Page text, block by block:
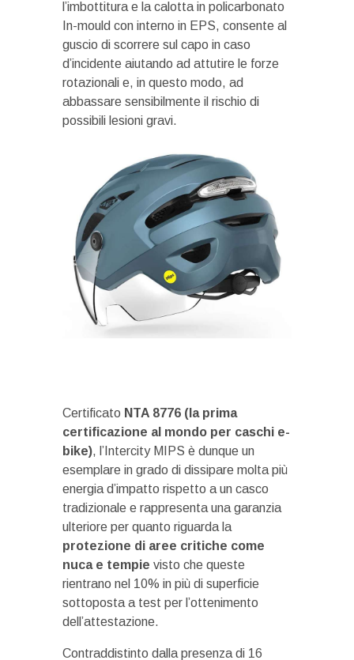
l’imbottitura e la calotta in policarbonato
In-mould con interno in EPS, consente al
guscio di scorrere sul capo in caso
d’incidente aiutando ad attutire le forze
rotazionali e, in questo modo, ad
abbassare sensibilmente il rischio di
possibili lesioni gravi.
Certificato NTA 8776 (la prima
certificazione al mondo per caschi e-
bike), l’Intercity MIPS è dunque un
esemplare in grado di dissipare molta più
energia d’impatto rispetto a un casco
tradizionale e rappresenta una garanzia
ulteriore per quanto riguarda la
protezione di aree critiche come
nuca e tempie visto che queste
rientrano nel 10% in più di superficie
sottoposta a test per l’ottenimento
dell’attestazione.
Contraddistinto dalla presenza di 16